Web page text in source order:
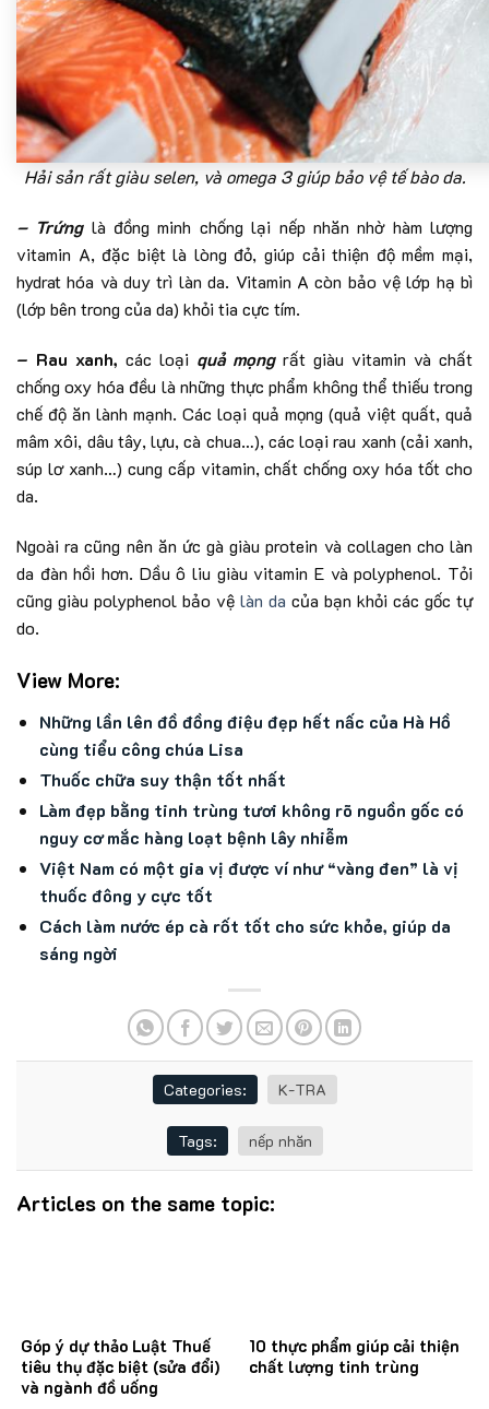
Hải sản rất giàu selen, và omega 3 giúp bảo vệ tế bào da.
– Trứnglà đồng minh chống lại nếp nhăn nhờ hàm lượng
vitamin A, đặc biệt là lòng đỏ, giúp cải thiện độ mềm mại,
hydrat hóa và duy trì làn da. Vitamin A còn bảo vệ lớp hạ bì
(lớp bên trong của da) khỏi tia cực tím.
– Rau xanh, các loại quả mọngrất giàu vitamin và chất
chống oxy hóa đều là những thực phẩm không thể thiếu trong
chế độ ăn lành mạnh. Các loại quả mọng (quả việt quất, quả
mâm xôi, dâu tây, lựu, cà chua…), các loại rau xanh (cải xanh,
súp lơ xanh…) cung cấp vitamin, chất chống oxy hóa tốt cho
da.
Ngoài ra cũng nên ăn ức gà giàu protein và collagen cho làn
da đàn hồi hơn. Dầu ô liu giàu vitamin E và polyphenol. Tỏi
cũng giàu polyphenol bảo vệ làn da của bạn khỏi các gốc tự
do.
View More:
Những lần lên đồ đồng điệu đẹp hết nấc của Hà Hồ
cùng tiểu công chúa Lisa
Thuốc chữa suy thận tốt nhất
Làm đẹp bằng tinh trùng tươi không rõ nguồn gốc có
nguy cơ mắc hàng loạt bệnh lây nhiễm
Việt Nam có một gia vị được ví như “vàng đen” là vị
thuốc đông y cực tốt
Cách làm nước ép cà rốt tốt cho sức khỏe, giúp da
sáng ngời
Categories: K-TRA
Tags: nếp nhăn
Articles on the same topic:
Góp ý dự thảo Luật Thuế
tiêu thụ đặc biệt (sửa đổi)
và ngành đồ uống
10 thực phẩm giúp cải thiện
chất lượng tinh trùng